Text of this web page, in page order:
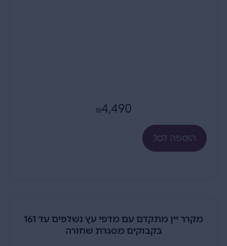
₪ 4,490
הוספה לסל
מקרר יין מתקדם עם מדפי עץ נשלפים עד 161
בקבוקים מסגרת שחורה